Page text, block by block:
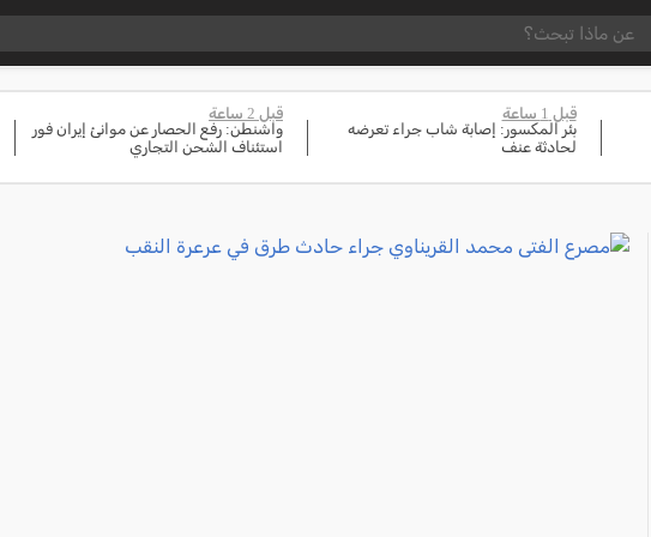
قبل 1 ساعة
بئر المكسور: إصابة شاب جراء تعرضه
لحادثة عنف
قبل 2 ساعة
واشنطن: رفع الحصار عن موانئ إيران فور
استئناف الشحن التجاري